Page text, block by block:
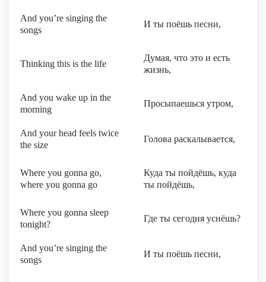
And you’re singing the
songs
И ты поёшь песни,
Thinking this is the life
Думая, что это и есть
жизнь,
And you wake up in the
morning
Просыпаешься утром,
And your head feels twice
the size
Голова раскалывается,
Where you gonna go,
where you gonna go
Куда ты пойдёшь, куда
ты пойдёшь,
Where you gonna sleep
tonight?
Где ты сегодня уснёшь?
And you’re singing the
songs
И ты поёшь песни,